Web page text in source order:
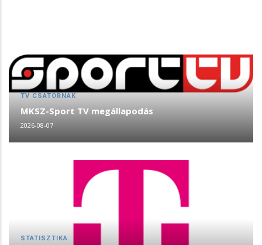
TV CSATORNÁK
MKSZ-Sport TV megállapodás
2026-08-07
STATISZTIKA